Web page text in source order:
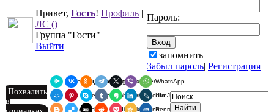
Привет, Гость! Профиль |
ЛС ()
Группа "Гости"
Выйти
Пароль:
запомнить
Забыл пароль| Регистрация